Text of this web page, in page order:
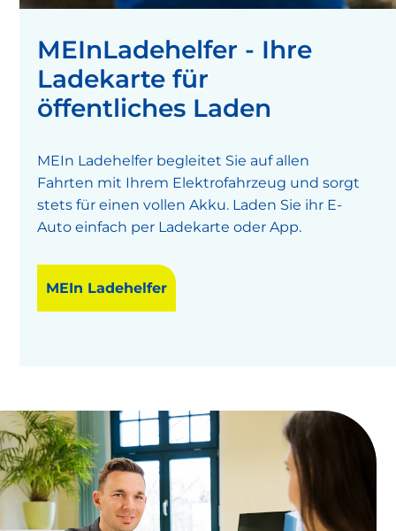
MEInLadehelfer - Ihre
Ladekarte für
öffentliches Laden
MEIn Ladehelfer begleitet Sie auf allen
Fahrten mit Ihrem Elektrofahrzeug und sorgt
stets für einen vollen Akku. Laden Sie ihr E-
Auto einfach per Ladekarte oder App.
MEIn Ladehelfer